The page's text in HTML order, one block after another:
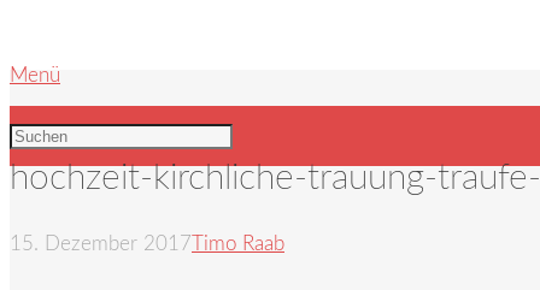
Menü
hochzeit-kirchliche-trauung-
15. Dezember 2017 Timo Raab